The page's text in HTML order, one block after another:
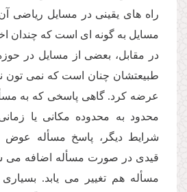
راه هاى یقینى در مسایل ریاضى
مسایل به گونه اى است كه چندان
در مقابل، بعضى از مسایل در
طبیعتشان چنان است كه نمى تون
عرضه كرد. گاهى پاسخى كه به
محدود به محدوده مكانى یا
شرایط دیگر، پاسخ مسأله
قیدى در صورت مسأله اضافه مى
مسأله هم تغییر مى یابد.